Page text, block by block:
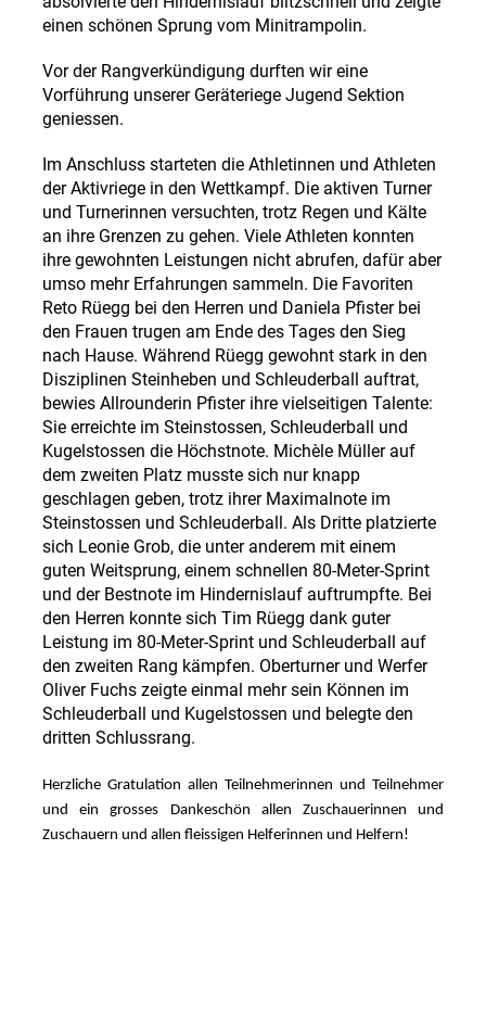
einen schönen Sprung vom Minitrampolin.
Vor der Rangverkündigung durften wir eine
Vorführung unserer Geräteriege Jugend Sektion
geniessen.
Im Anschluss starteten die Athletinnen und Athleten
der Aktivriege in den Wettkampf. Die aktiven Turner
und Turnerinnen versuchten, trotz Regen und Kälte
an ihre Grenzen zu gehen. Viele Athleten konnten
ihre gewohnten Leistungen nicht abrufen, dafür aber
umso mehr Erfahrungen sammeln. Die Favoriten
Reto Rüegg bei den Herren und Daniela Pfister bei
den Frauen trugen am Ende des Tages den Sieg
nach Hause. Während Rüegg gewohnt stark in den
Disziplinen Steinheben und Schleuderball auftrat,
bewies Allrounderin Pfister ihre vielseitigen Talente:
Sie erreichte im Steinstossen, Schleuderball und
Kugelstossen die Höchstnote. Michèle Müller auf
dem zweiten Platz musste sich nur knapp
geschlagen geben, trotz ihrer Maximalnote im
Steinstossen und Schleuderball. Als Dritte platzierte
sich Leonie Grob, die unter anderem mit einem
guten Weitsprung, einem schnellen 80-Meter-Sprint
und der Bestnote im Hindernislauf auftrumpfte. Bei
den Herren konnte sich Tim Rüegg dank guter
Leistung im 80-Meter-Sprint und Schleuderball auf
den zweiten Rang kämpfen. Oberturner und Werfer
Oliver Fuchs zeigte einmal mehr sein Können im
Schleuderball und Kugelstossen und belegte den
dritten Schlussrang.
Herzliche Gratulation allen Teilnehmerinnen und Teilnehmer
und ein grosses Dankeschön allen Zuschauerinnen und
Zuschauern und allen fleissigen Helferinnen und Helfern!